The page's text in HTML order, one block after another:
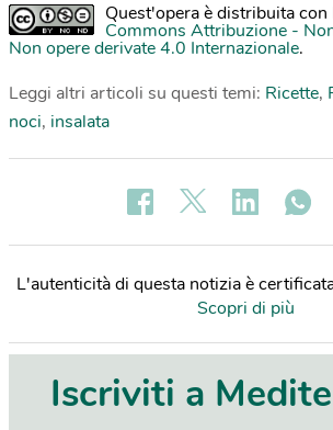
Quest'opera è distribuita con
Commons Attribuzione -
Non opere derivate 4.0 Internazionale.
Leggi altri articoli su questi temi: Ricette,
noci, insalata
L'autenticità di questa notizia è
Scopri di più
Iscriviti a